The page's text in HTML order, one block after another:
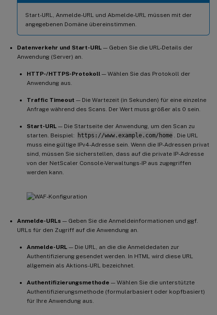
Start-URL, Anmelde-URL und Abmelde-URL müssen mit der
angegebenen Domäne übereinstimmen.
Datenverkehr und Start-URL — Geben Sie die URL-Details der
Anwendung (Server) an.
HTTP-/HTTPS-Protokoll — Wählen Sie das Protokoll der
Anwendung aus.
Traffic Timeout — Die Wartezeit (in Sekunden) für eine einzelne
Anfrage während des Scans. Der Wert muss größer als 0 sein.
Start-URL — Die Startseite der Anwendung, um den Scan zu
starten. Beispiel:
https://www.example.com/home
. Die URL
muss eine gültige IPv4-Adresse sein. Wenn die IP-Adressen privat
sind, müssen Sie sicherstellen, dass auf die private IP-Adresse
von der NetScaler Console-Verwaltungs-IP aus zugegriffen
werden kann.
Anmelde-URLs — Geben Sie die Anmeldeinformationen und ggf.
URLs für den Zugriff auf die Anwendung an.
Anmelde-URL — Die URL, an die die Anmeldedaten zur
Authentifizierung gesendet werden. In HTML wird diese URL
allgemein als Aktions-URL bezeichnet.
Authentifizierungsmethode — Wählen Sie die unterstützte
Authentifizierungsmethode (formularbasiert oder kopfbasiert)
für Ihre Anwendung aus.